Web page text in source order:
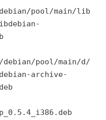
pool/main/lib
pool/main/d/
archive-